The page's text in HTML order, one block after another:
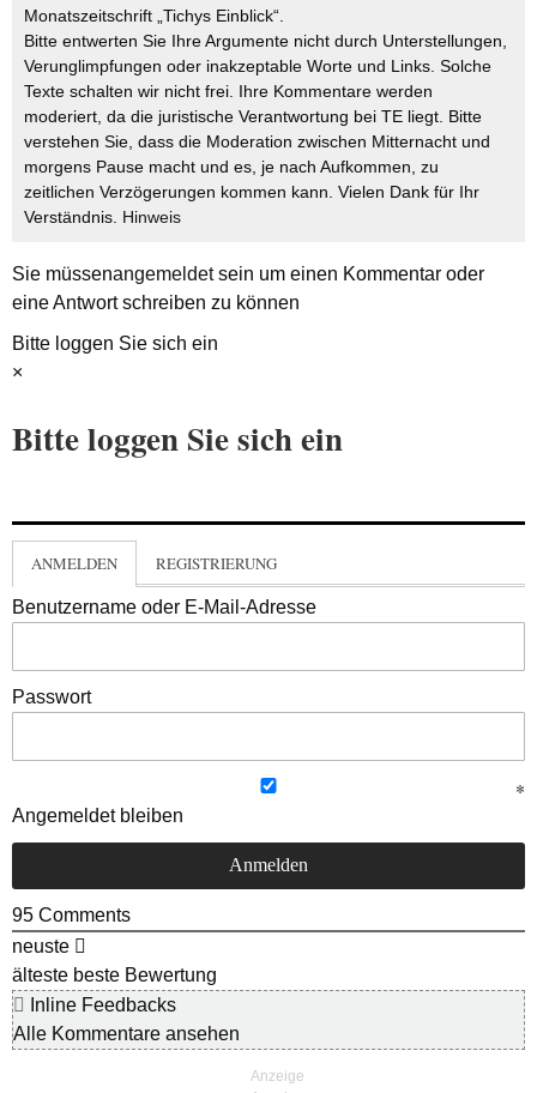
Monatszeitschrift „Tichys Einblick“.
Bitte entwerten Sie Ihre Argumente nicht durch Unterstellungen,
Verunglimpfungen oder inakzeptable Worte und Links. Solche
Texte schalten wir nicht frei. Ihre Kommentare werden
moderiert, da die juristische Verantwortung bei TE liegt. Bitte
verstehen Sie, dass die Moderation zwischen Mitternacht und
morgens Pause macht und es, je nach Aufkommen, zu
zeitlichen Verzögerungen kommen kann. Vielen Dank für Ihr
Verständnis. Hinweis
Sie müssenangemeldetsein um einen Kommentar oder
eine Antwort schreiben zu können
Bitte loggen Sie sich ein
×
Bitte loggen Sie sich ein
ANMELDEN REGISTRIERUNG
Benutzername oder E-Mail-Adresse
Passwort
Angemeldet bleiben
95 Comments
neuste
älteste beste Bewertung
Inline Feedbacks
Alle Kommentare ansehen